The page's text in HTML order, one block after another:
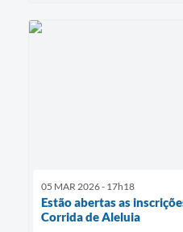
05 MAR 2026 - 17h18
Estão abertas as
Corrida de Aleluia